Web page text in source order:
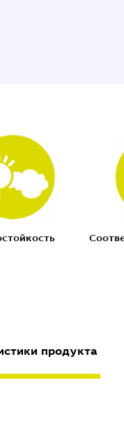
продукта